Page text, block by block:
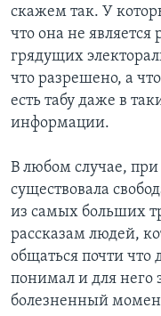
скажем так. У
что она не
грядущих
что разрешено, а
есть табу даже в
информации.
В любом случае,
существовала
из самых больших
рассказам людей,
общаться почти что
понимал и для него
болезненный